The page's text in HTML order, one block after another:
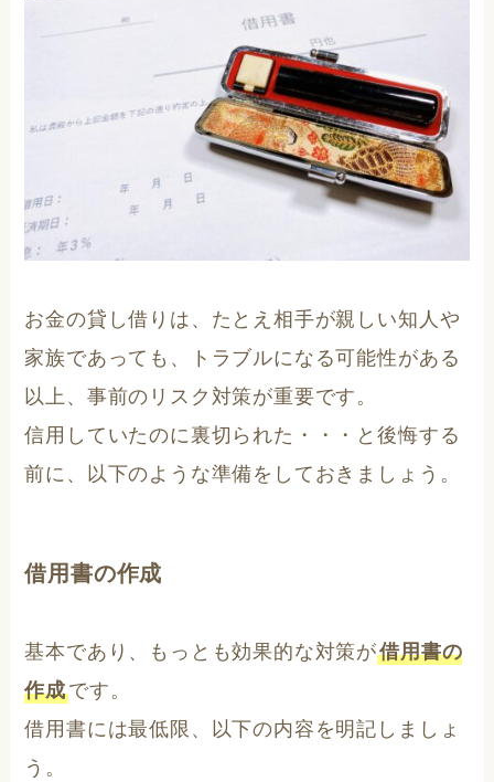
お金の貸し借りは、たとえ相手が親しい知人や
家族であっても、トラブルになる可能性がある
以上、事前のリスク対策が重要です。
信用していたのに裏切られた・・・と後悔する
前に、以下のような準備をしておきましょう。
借用書の作成
基本であり、もっとも効果的な対策が借用書の
作成です。
借用書には最低限、以下の内容を明記しましょ
う。